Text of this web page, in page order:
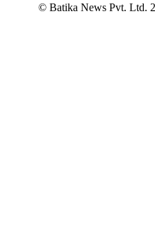
© Batika News Pvt. Ltd.